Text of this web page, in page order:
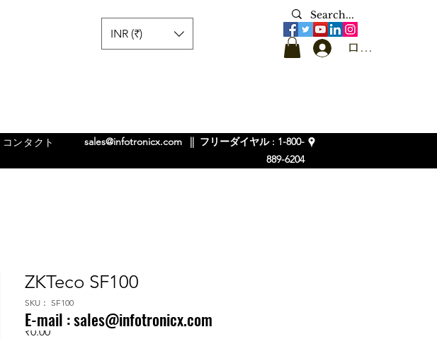
ログイン
INR (₹)
コンタクト sales@infotronicx.com
|| フリーダイヤル : 1-800-
889-6204
ZKTeco SF100
SKU： SF100
₹0.00価格
E-mail :sales@infotronicx.com